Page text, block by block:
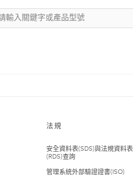
法規
安全資料表(SDS)與法規資料表
(RDS)查詢
管理系統外部驗證證書(ISO)